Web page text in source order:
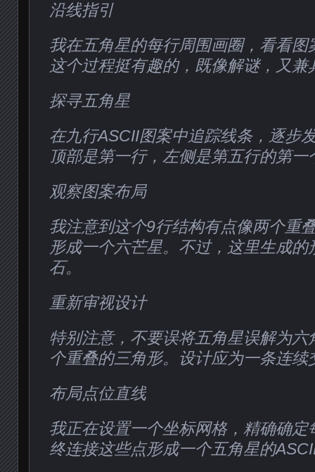
沿线指引
我在五角星的每行周围画圈，看看图
这个过程挺有趣的，既像解谜，又兼
探寻五角星
在九行ASCII图案中追踪线条，逐步
顶部是第一行，左侧是第五行的第一
观察图案布局
我注意到这个9行结构有点像两个重
形成一个六芒星。不过，这里生成的
石。
重新审视设计
特别注意，不要误将五角星误解为六
个重叠的三角形。设计应为一条连续
布局点位直线
我正在设置一个坐标网格，精确确定
终连接这些点形成一个五角星的